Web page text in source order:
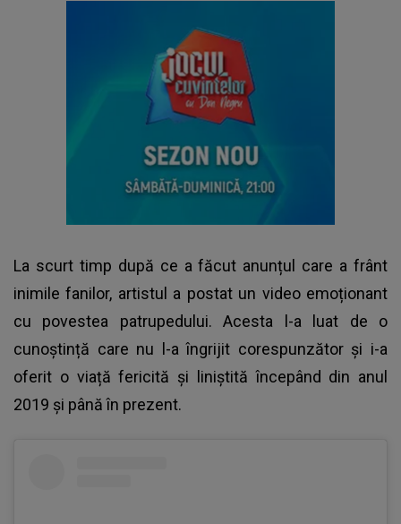
La scurt timp după ce a făcut anunțul care a frânt
inimile fanilor, artistul a postat un video emoționant
cu povestea patrupedului. Acesta l-a luat de o
cunoștință care nu l-a îngrijit corespunzător și i-a
oferit o viață fericită și liniștită începând din anul
2019 și până în prezent.